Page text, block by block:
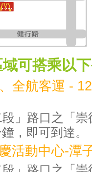
可搭乘以
全航客運 -
」路口之「
，即可到達。
活動中心-潭